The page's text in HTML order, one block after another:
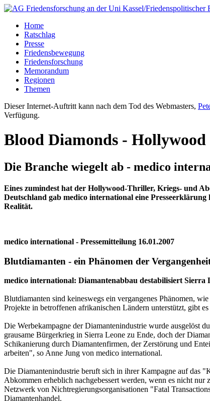
Home
Ratschlag
Presse
Friedensbewegung
Friedensforschung
Memorandum
Regionen
Themen
Dieser Internet-Auftritt kann nach dem Tod des Webmasters,
Verfügung.
Blood Diamonds -
Die Branche wiegelt ab - medico
Eines zumindest hat der Hollywood-Thriller, Kriegs- und
Deutschland gab medico international eine
Realität.
medico international - Pressemitteilung 16.01.2007
Blutdiamanten - ein Phänomen der
medico international: Diamantenabbau destabilisiert
Blutdiamanten sind keineswegs ein vergangenes Phänomen,
Projekte in betroffenen afrikanischen Ländern unterstützt, gibt
Die Werbekampagne der Diamantenindustrie wurde ausgelöst
grausame Bürgerkrieg in Sierra Leone zu Ende, doch der
Schikanierung durch Diamantenfirmen, der Zerstörung und
arbeiten", so Anne Jung von medico international.
Die Diamantenindustrie beruft sich in ihrer Kampagne auf das
Abkommen erheblich nachgebessert werden, wenn es nicht
Netzwerk von Nichtregierungsorganisationen "Fatal
Diamantenhandel.